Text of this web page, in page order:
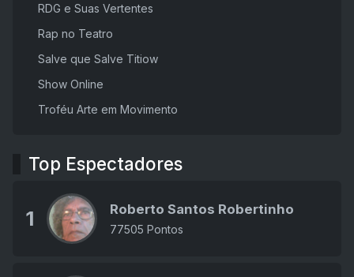
RDG e Suas Vertentes
Rap no Teatro
Salve que Salve Titiow
Show Online
Troféu Arte em Movimento
Top Espectadores
1 Roberto Santos Robertinho
77505 Pontos